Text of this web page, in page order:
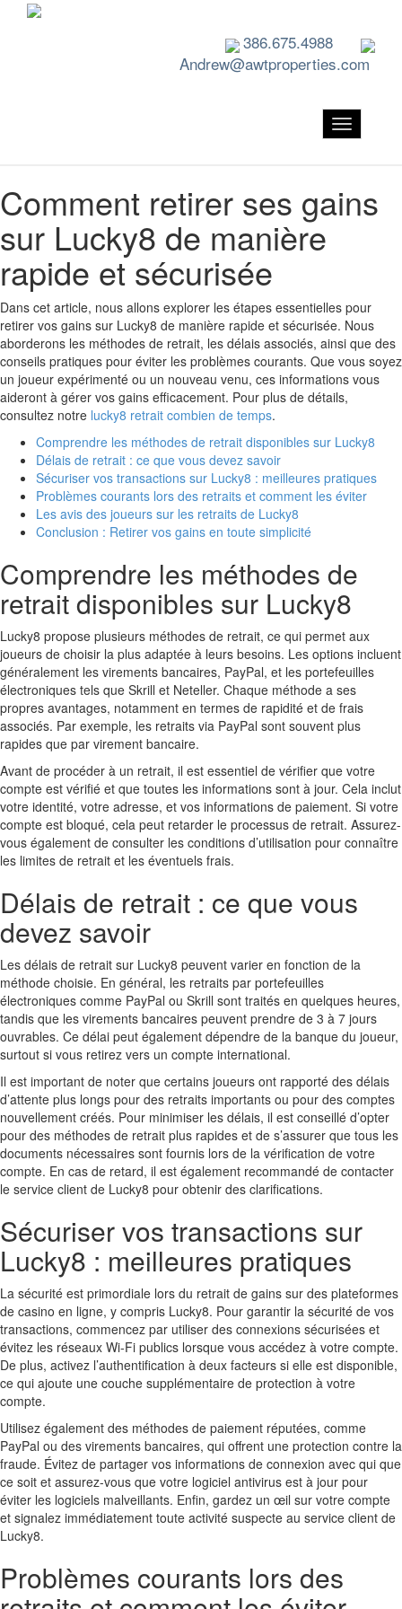
386.675.4988
Andrew@awtproperties.com
Toggle
navigation
Comment retirer ses gains
sur Lucky8 de manière
rapide et sécurisée
Dans cet article, nous allons explorer les étapes essentielles pour
retirer vos gains sur Lucky8 de manière rapide et sécurisée. Nous
aborderons les méthodes de retrait, les délais associés, ainsi que des
conseils pratiques pour éviter les problèmes courants. Que vous soyez
un joueur expérimenté ou un nouveau venu, ces informations vous
aideront à gérer vos gains efficacement. Pour plus de détails,
consultez notre lucky8 retrait combien de temps.
Comprendre les méthodes de retrait disponibles sur Lucky8
Délais de retrait : ce que vous devez savoir
Sécuriser vos transactions sur Lucky8 : meilleures pratiques
Problèmes courants lors des retraits et comment les éviter
Les avis des joueurs sur les retraits de Lucky8
Conclusion : Retirer vos gains en toute simplicité
Comprendre les méthodes de
retrait disponibles sur Lucky8
Lucky8 propose plusieurs méthodes de retrait, ce qui permet aux
joueurs de choisir la plus adaptée à leurs besoins. Les options incluent
généralement les virements bancaires, PayPal, et les portefeuilles
électroniques tels que Skrill et Neteller. Chaque méthode a ses
propres avantages, notamment en termes de rapidité et de frais
associés. Par exemple, les retraits via PayPal sont souvent plus
rapides que par virement bancaire.
Avant de procéder à un retrait, il est essentiel de vérifier que votre
compte est vérifié et que toutes les informations sont à jour. Cela inclut
votre identité, votre adresse, et vos informations de paiement. Si votre
compte est bloqué, cela peut retarder le processus de retrait. Assurez-
vous également de consulter les conditions d’utilisation pour connaître
les limites de retrait et les éventuels frais.
Délais de retrait : ce que vous
devez savoir
Les délais de retrait sur Lucky8 peuvent varier en fonction de la
méthode choisie. En général, les retraits par portefeuilles
électroniques comme PayPal ou Skrill sont traités en quelques heures,
tandis que les virements bancaires peuvent prendre de 3 à 7 jours
ouvrables. Ce délai peut également dépendre de la banque du joueur,
surtout si vous retirez vers un compte international.
Il est important de noter que certains joueurs ont rapporté des délais
d’attente plus longs pour des retraits importants ou pour des comptes
nouvellement créés. Pour minimiser les délais, il est conseillé d’opter
pour des méthodes de retrait plus rapides et de s’assurer que tous les
documents nécessaires sont fournis lors de la vérification de votre
compte. En cas de retard, il est également recommandé de contacter
le service client de Lucky8 pour obtenir des clarifications.
Sécuriser vos transactions sur
Lucky8 : meilleures pratiques
La sécurité est primordiale lors du retrait de gains sur des plateformes
de casino en ligne, y compris Lucky8. Pour garantir la sécurité de vos
transactions, commencez par utiliser des connexions sécurisées et
évitez les réseaux Wi-Fi publics lorsque vous accédez à votre compte.
De plus, activez l’authentification à deux facteurs si elle est disponible,
ce qui ajoute une couche supplémentaire de protection à votre
compte.
Utilisez également des méthodes de paiement réputées, comme
PayPal ou des virements bancaires, qui offrent une protection contre la
fraude. Évitez de partager vos informations de connexion avec qui que
ce soit et assurez-vous que votre logiciel antivirus est à jour pour
éviter les logiciels malveillants. Enfin, gardez un œil sur votre compte
et signalez immédiatement toute activité suspecte au service client de
Lucky8.
Problèmes courants lors des